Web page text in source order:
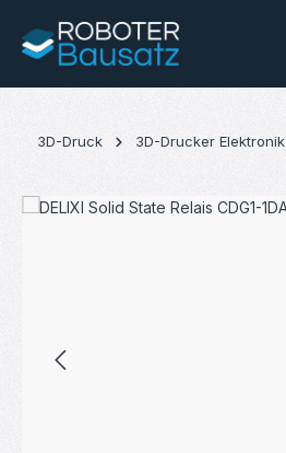
Zum Hauptinhalt springen
3D-Druck 3D-Drucker Elektronik
Bildergalerie überspringen